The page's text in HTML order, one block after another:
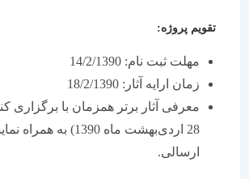
تقويم پروژه:
مهلت ثبت نام: 14/2/1390
زمان ارايه آثار: 18/2/1390
28 اردی‌بهشت ماه 1390) به همراه
ارسالی.